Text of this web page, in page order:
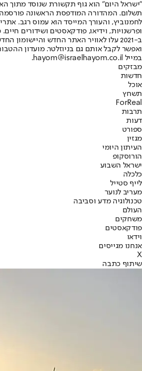
"ישראל היום" הוא גוף תקשורת שנוסד מתוך
ופרשנויות, וידיאו, פודקאסטים ושידורים
ב-2021 עלו לאוויר האתר החדש
ואפשר לקבל אותם גם בניוזלטר. מועדון
במייל hayom@israelhayom.co.il.
מבזקים
חדשות
אוכל
תשחץ
ForReal
תרבות
דעות
ספורט
מגזין
העיתון היומי
הורוסקופ
ישראל השבוע
כלכלה
לייף סטייל
מעריב לנוער
טכנולוגיה מדע וסביבה
העולם
משחקים
פודקאסטים
וידאו
אנחנו מגייסים
X
שיתוף כתבה